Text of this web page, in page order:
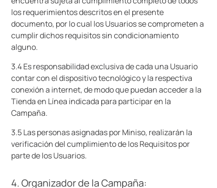
los requerimientos descritos en el presente
documento, por lo cual los Usuarios se comprometen a
cumplir dichos requisitos sin condicionamiento
alguno.
3.4 Es responsabilidad exclusiva de cada una Usuario
contar con el dispositivo tecnológico y la respectiva
conexión a internet, de modo que puedan acceder a la
Tienda en Línea indicada para participar en la
Campaña.
3.5 Las personas asignadas por Miniso, realizarán la
verificación del cumplimiento de los Requisitos por
parte de los Usuarios.
4. Organizador de la Campaña: